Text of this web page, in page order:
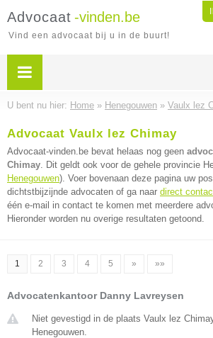
Advocaat -vinden.be
Vind een advocaat bij u in de buurt!
U bent nu hier: Home » Henegouwen » Vaulx lez
Advocaat Vaulx lez Chimay
Advocaat-vinden.be bevat helaas nog geen
Chimay. Dit geldt ook voor de gehele provincie
Henegouwen). Voer bovenaan deze pagina uw
dichtstbijzijnde advocaten of ga naar direct
één e-mail in contact te komen met meerdere
Hieronder worden nu overige resultaten getoond.
1 2 3 4 5 » »»
Advocatenkantoor Danny Lavreysen
Niet gevestigd in de plaats Vaulx lez
Henegouwen.